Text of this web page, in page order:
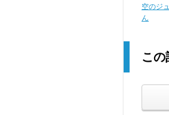
空のジ
ん
この